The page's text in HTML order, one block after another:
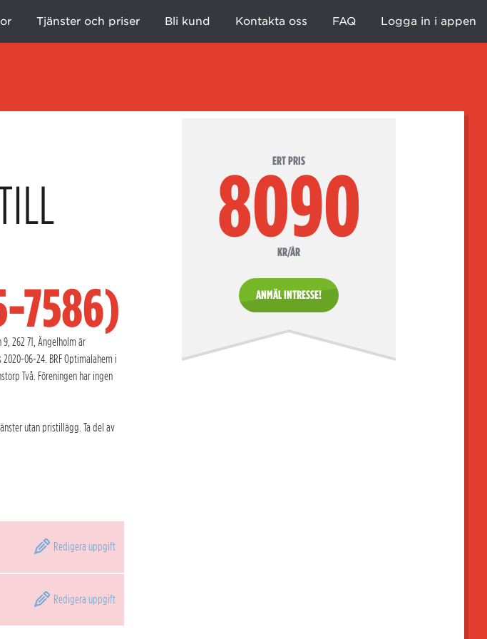
Tjänster och priser Bli kund Kontakta oss FAQ Logga in i appen
ERT PRIS
8090
KR/ÅR
ANMÄL INTRESSE!
7586)
262 71, Ängelholm är
06-24. BRF Optimalahem i
Två. Föreningen har ingen
utan pristillägg. Ta del av
Redigera uppgift
Redigera uppgift